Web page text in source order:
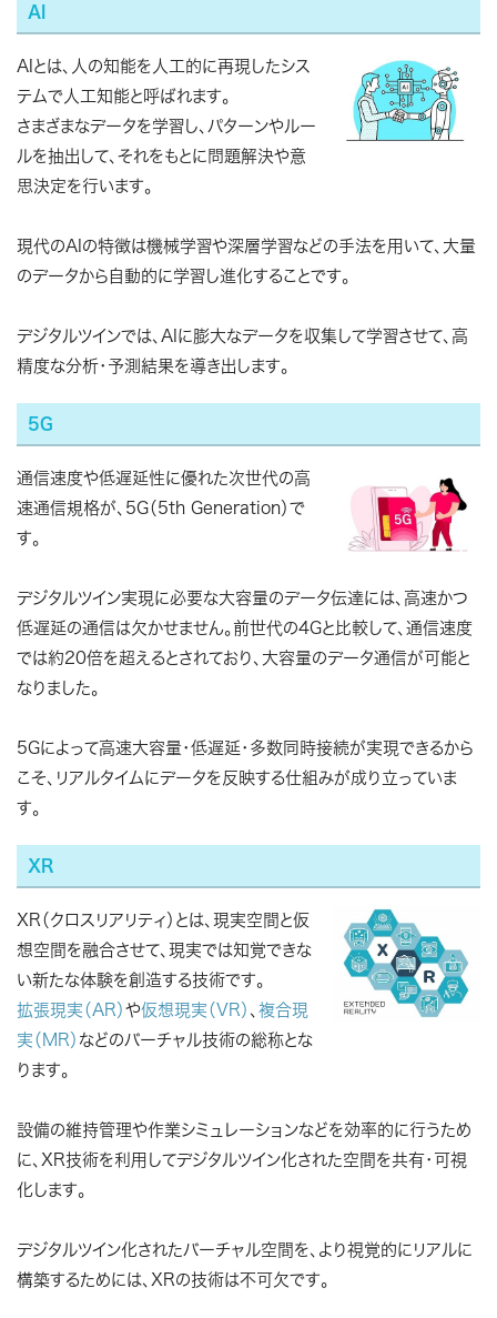
AI
AIとは、人の知能を人工的に再現したシス
テムで人工知能と呼ばれます。
さまざまなデータを学習し、パターンやルー
ルを抽出して、それをもとに問題解決や意
思決定を行います。
現代のAIの特徴は機械学習や深層学習などの手法を用いて、大量
のデータから自動的に学習し進化することです。
デジタルツインでは、AIに膨大なデータを収集して学習させて、高
精度な分析・予測結果を導き出します。
5G
通信速度や低遅延性に優れた次世代の高
速通信規格が、5G（5th Generation）で
す。
デジタルツイン実現に必要な大容量のデータ伝達には、高速かつ
低遅延の通信は欠かせません。前世代の4Gと比較して、通信速度
では約20倍を超えるとされており、大容量のデータ通信が可能と
なりました。
5Gによって高速大容量・低遅延・多数同時接続が実現できるから
こそ、リアルタイムにデータを反映する仕組みが成り立っていま
す。
XR
XR（クロスリアリティ）とは、現実空間と仮
想空間を融合させて、現実では知覚できな
い新たな体験を創造する技術です。
拡張現実（AR） や仮想現実（VR） 、 複合現
実（MR） などのバーチャル技術の総称とな
ります。
設備の維持管理や作業シミュレーションなどを効率的に行うため
に、XR技術を利用してデジタルツイン化された空間を共有・可視
化します。
デジタルツイン化されたバーチャル空間を、より視覚的にリアルに
構築するためには、XRの技術は不可欠です。